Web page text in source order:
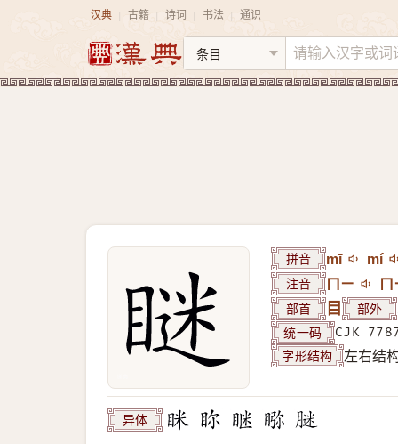
汉典 古籍 诗词 书法 通识
拼音 mī mí
注音 ㄇㄧ ㄇ
部首 目 部外
统一码 CJK
字形结构 左右结
异体